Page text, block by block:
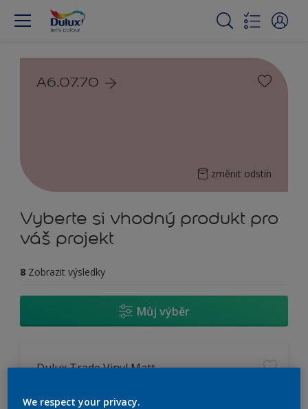
A6.07.70
změnit odstín
Vyberte si vhodný produkt pro
váš projekt
8 Zobrazit výsledky
Můj výběr
Dulux Trade Vinyl Matt
Omyvatelný
We respect your privacy.